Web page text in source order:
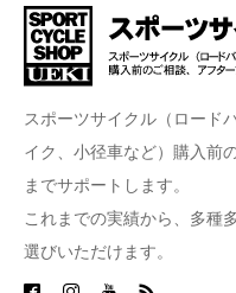
スポーツサイクル（ロード
イク、小径車など）購入前
までサポートします。
これまでの実績から、多種
選びいただけます。